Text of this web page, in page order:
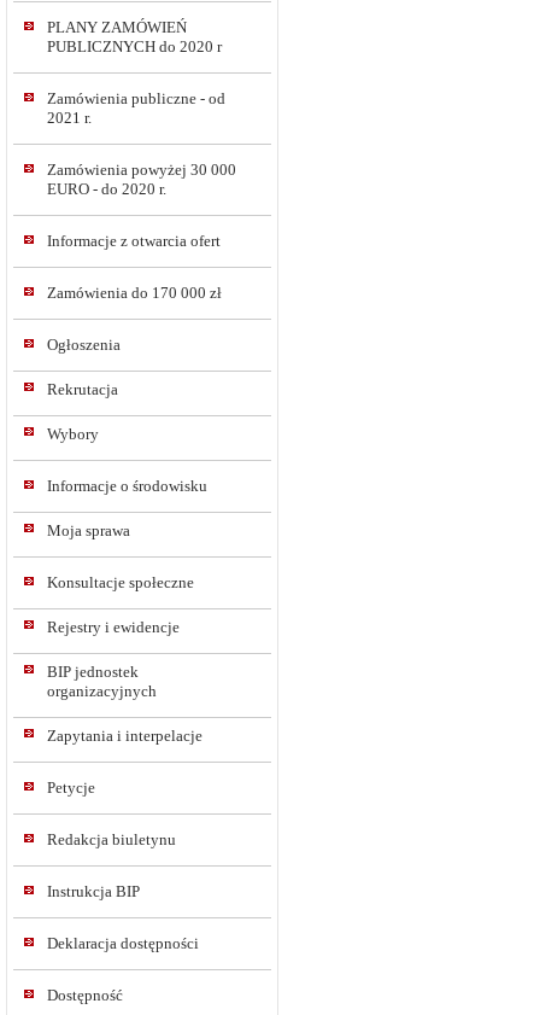
PLANY ZAMÓWIEŃ
PUBLICZNYCH do 2020 r
Zamówienia publiczne - od
2021 r.
Zamówienia powyżej 30 000
EURO - do 2020 r.
Informacje z otwarcia ofert
Zamówienia do 170 000 zł
Ogłoszenia
Rekrutacja
Wybory
Informacje o środowisku
Moja sprawa
Konsultacje społeczne
Rejestry i ewidencje
BIP jednostek
organizacyjnych
Zapytania i interpelacje
Petycje
Redakcja biuletynu
Instrukcja BIP
Deklaracja dostępności
Dostępność